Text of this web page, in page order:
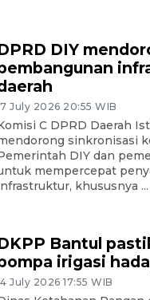
DIY
July 2026 20:55 WIB
C DPRD Daerah
sinkronisasi
DIY dan
mempercepat
khususnya ...
Bantul
irigasi
July 2026 17:55 WIB